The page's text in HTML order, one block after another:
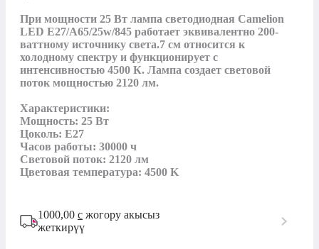
При мощности 25 Вт лампа светодиодная Camelion
LED E27/A65/25w/845 работает эквивалентно 200-
ваттному источнику света.7 см относится к
холодному спектру и функционирует с
интенсивностью 4500 К. Лампа создает световой
поток мощностью 2120 лм.
Характеристики:
Мощность: 25 Вт
Цоколь: E27
Часов работы: 30000 ч
Световой поток: 2120 лм
Цветовая температура: 4500 K
1000,00 с жогору акысыз
жеткирүү